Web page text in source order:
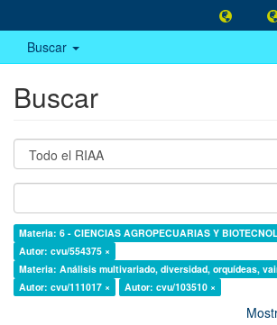
Buscar
Buscar
Materia: 6 - CIENCIAS AGROPECUARIAS Y
Autor: cvu/554375 ×
Materia: Análisis multivariado, diversidad, orquídeas,
Autor: cvu/111017 ×
Autor: cvu/103510 ×